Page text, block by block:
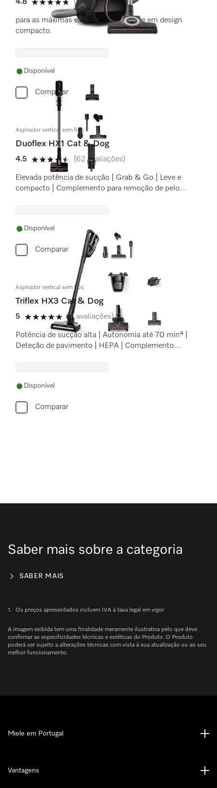
4.8
4.8 estrela(s) de 5
(61 avaliações)
para as máximas exigências de higiene em design
compacto.
Disponível
Comparar
Aspirador vertical sem fios
Duoflex HX1 Cat & Dog
4.5
4.5 estrela(s) de 5
(62 avaliações)
Elevada potência de sucção | Grab & Go | Leve e
compacto | Complemento para remoção de pelos
Disponível
Comparar
Aspirador vertical sem fios
Triflex HX3 Cat & Dog
5
5 estrela(s) de 5
(4 avaliações)
Potência de sucção alta | Autonomia até 70 min⁴ |
Deteção de pavimento | HEPA | Complemento
Disponível
Comparar
Saber mais sobre a categoria
SABER MAIS
1. Os preços apresentados incluem IVA à taxa legal em vigor
A imagem exibida tem uma finalidade meramente ilustrativa pelo que deve
confirmar as especificidades técnicas e estéticas do Produto. O Produto
poderá ser sujeito a alterações técnicas com vista à sua atualização ou ao seu
melhor funcionamento.
Miele em Portugal
Vantagens